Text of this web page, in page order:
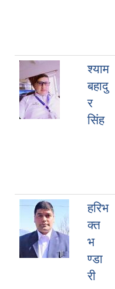
श्याम
बहादु
र
सिंह
हरिभ
क्त
भ
ण्डा
री